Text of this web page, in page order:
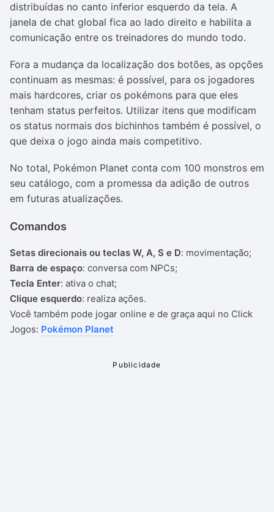
distribuídas no canto inferior esquerdo da tela. A
janela de chat global fica ao lado direito e habilita a
comunicação entre os treinadores do mundo todo.
Fora a mudança da localização dos botões, as opções
continuam as mesmas: é possível, para os jogadores
mais hardcores, criar os pokémons para que eles
tenham status perfeitos. Utilizar itens que modificam
os status normais dos bichinhos também é possível, o
que deixa o jogo ainda mais competitivo.
No total, Pokémon Planet conta com 100 monstros em
seu catálogo, com a promessa da adição de outros
em futuras atualizações.
Comandos
Setas direcionais ou teclas W, A, S e D: movimentação;
Barra de espaço: conversa com NPCs;
Tecla Enter: ativa o chat;
Clique esquerdo: realiza ações.
Você também pode jogar online e de graça aqui no Click
Jogos: Pokémon Planet